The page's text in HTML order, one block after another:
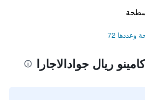
72
ريال جوادالاجارا